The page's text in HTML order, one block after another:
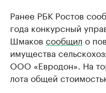
Ранее РБК Ростов
года конкурсный
Шмаков сообщил о
имущества
ООО «Евродон». На
лота общей